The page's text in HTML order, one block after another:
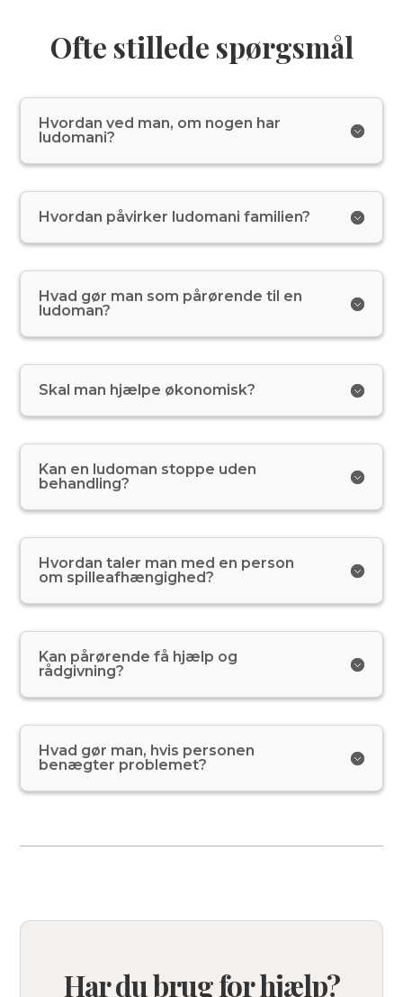
Ofte stillede spørgsmål
Hvordan ved man, om nogen har
ludomani?
Hvordan påvirker ludomani familien?
Hvad gør man som pårørende til en
ludoman?
Skal man hjælpe økonomisk?
Kan en ludoman stoppe uden
behandling?
Hvordan taler man med en person
om spilleafhængighed?
Kan pårørende få hjælp og
rådgivning?
Hvad gør man, hvis personen
benægter problemet?
Har du brug for hjælp?